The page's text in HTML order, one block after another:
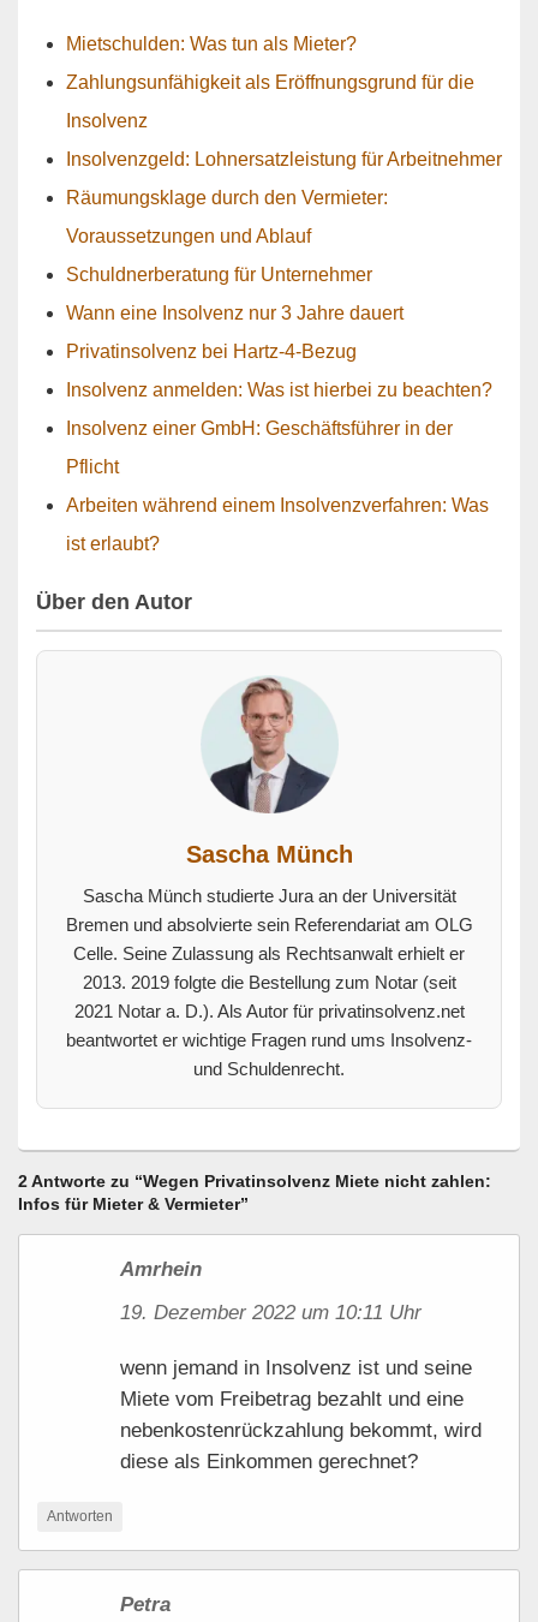
Mietschulden: Was tun als Mieter?
Zahlungsunfähigkeit als Eröffnungsgrund für die
Insolvenz
Insolvenzgeld: Lohnersatzleistung für Arbeitnehmer
Räumungsklage durch den Vermieter:
Voraussetzungen und Ablauf
Schuldnerberatung für Unternehmer
Wann eine Insolvenz nur 3 Jahre dauert
Privatinsolvenz bei Hartz-4-Bezug
Insolvenz anmelden: Was ist hierbei zu beachten?
Insolvenz einer GmbH: Geschäftsführer in der
Pflicht
Arbeiten während einem Insolvenzverfahren: Was
ist erlaubt?
Über den Autor
Sascha Münch
Sascha Münch studierte Jura an der Universität
Bremen und absolvierte sein Referendariat am OLG
Celle. Seine Zulassung als Rechtsanwalt erhielt er
2013. 2019 folgte die Bestellung zum Notar (seit
2021 Notar a. D.). Als Autor für privatinsolvenz.net
beantwortet er wichtige Fragen rund ums Insolvenz-
und Schuldenrecht.
2 Antworte zu “Wegen Privatinsolvenz Miete nicht zahlen:
Infos für Mieter & Vermieter”
Amrhein
19. Dezember 2022 um 10:11 Uhr
wenn jemand in Insolvenz ist und seine
Miete vom Freibetrag bezahlt und eine
nebenkostenrückzahlung bekommt, wird
diese als Einkommen gerechnet?
Antworten
Petra